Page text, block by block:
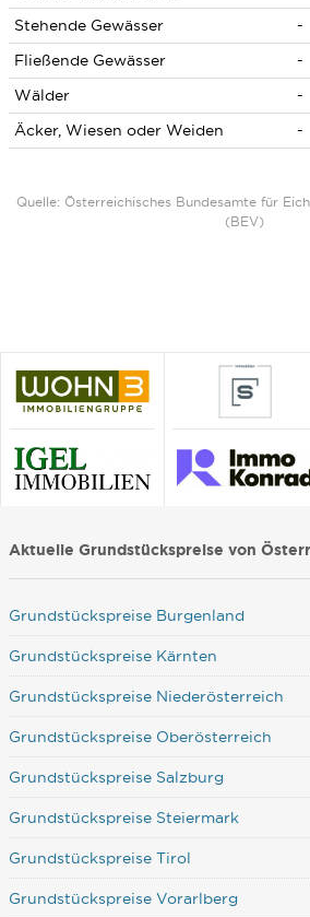
Stehende Gewässer
-
Fließende Gewässer
-
Wälder
-
Äcker, Wiesen oder Weiden
-
Quelle: Österreichisches Bundesamte für
(BEV)
Aktuelle Grundstückspreise von
Grundstückspreise Burgenland
Grundstückspreise Kärnten
Grundstückspreise Niederösterreich
Grundstückspreise Oberösterreich
Grundstückspreise Salzburg
Grundstückspreise Steiermark
Grundstückspreise Tirol
Grundstückspreise Vorarlberg